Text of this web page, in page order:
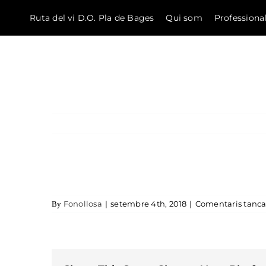
Ruta del vi D.O. Pla de Bages Qui som
By Fonollosa | setembre 4th, 2018 | Comentaris